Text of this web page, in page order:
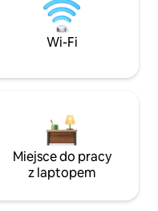
Wi-Fi
Miejsce do pracy
z laptopem